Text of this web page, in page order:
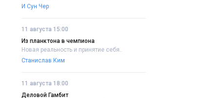
И Сун Чер
11 августа 15:00
Из планктона в чемпиона
Новая реальность и принятие себя..
Станислав Ким
11 августа 18:00
Деловой Гамбит